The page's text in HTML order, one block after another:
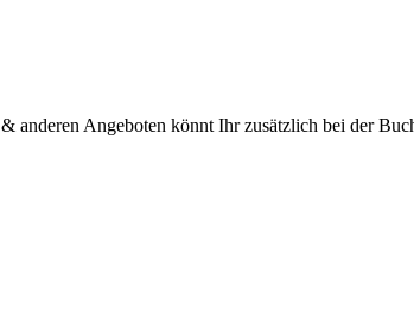
& anderen Angeboten könnt Ihr zusätzlich bei der